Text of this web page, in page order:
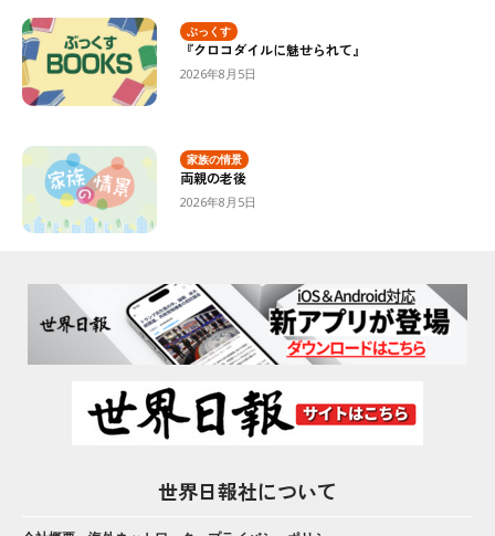
ぶっくす
『クロコダイルに魅せられて』
2026年8月5日
家族の情景
両親の老後
2026年8月5日
世界日報社について